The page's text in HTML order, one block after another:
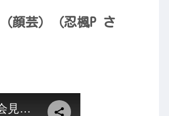
顔芸）（忍楓P さ